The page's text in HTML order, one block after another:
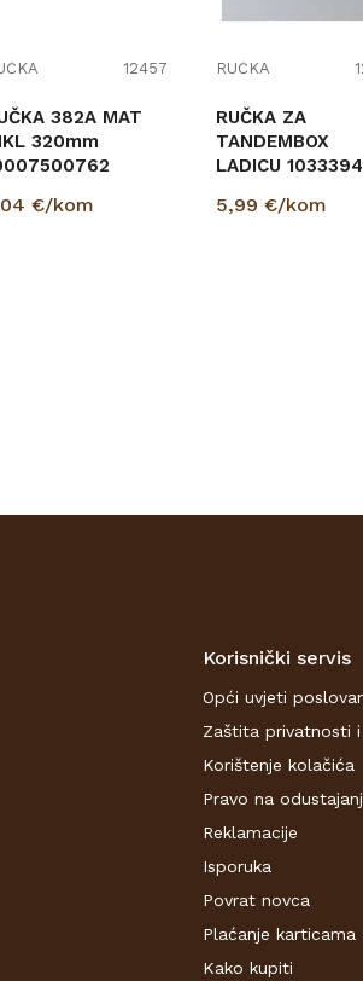
12457
382A MAT
320mm
€/kom
RUČKA
RUČKA ZA
TANDEMBOX
LADICU
5,99 €/kom
Korisnički servis
Opći uvjeti
Zaštita privatnosti
Korištenje kolačića
Pravo na
Reklamacije
Isporuka
Povrat novca
Plaćanje karticama
Kako kupiti